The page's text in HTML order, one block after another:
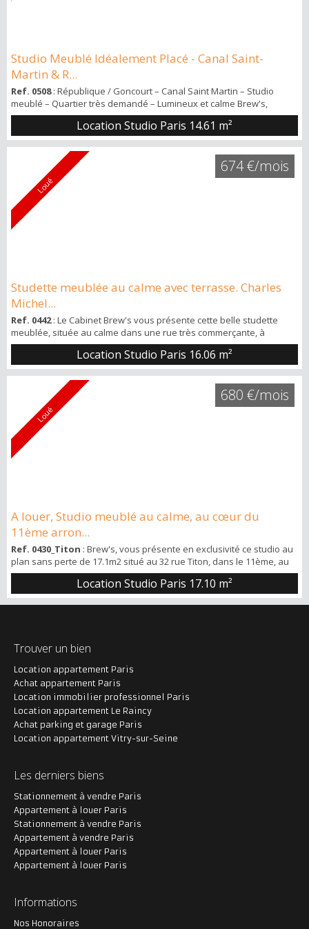
Studio Meublé Idéalement Placé - Canal Saint-
Martin & R...
Ref. 0508: République / Goncourt – Canal Saint Martin – Studio
meublé – Quartier très demandé – Lumineux et calme Brew's,
l'agence classée N°1 sur Paris en termes de satisfaction client
(lesavisimmo), vous présente cette opportunité en location, un
studio intégralement meublé situé à 2 pas du canal Saint Martin du
métro République, des bus, des commerces, dans un superbe très
animé et recherch...
Location Studio Paris 14.61 m²
Loué
Studette meublée au calme avec terrasse. Charles
Michel...
Ref. 0442: Le Cabinet Brew's vous présente cette belle studette
meublée, située au calme dans une rue très commerçante, à
proximité des transports et de toutes les commodités. Studette
entièrement meublée et équipée. Au rdc d’un fond de cour donc
pas de passage, pas de bruit et bien protégé d'un bel immeuble
situé au 127 rue Saint Charles, entre les métros Charles-Michel et
Boucicaut. Bell...
Location Studio Paris 16.06 m²
674 €/mois
Loué
A louer, Studio meublé au calme, au cœur du
11ème arron...
Ref. 0430_Titon : Brew's, vous présente en exclusivité ce studio au
plan sans perte de 17.1m2 situé au 32 rue Titon, dans le 11ème, au
3ème étage sans ascenseur d’un immeuble ancien. Sur
l’appartement : Ce studio est en bon état intérieur, les peintures
viennent d’être refaites et il intégralement meublé. Le plan est
Location Studio Paris 17.10 m²
680 €/mois
Trouver un bien
Location appartement Paris
Achat appartement Paris
Location immobilier professionnel Paris
Location appartement Le Raincy
Achat parking et garage Paris
Location appartement Vitry-sur-Seine
Les derniers biens
Stationnement à vendre Paris
Appartement à louer Paris
Stationnement à vendre Paris
Appartement à vendre Paris
Appartement à louer Paris
Appartement à louer Paris
Informations
Nos Honoraires